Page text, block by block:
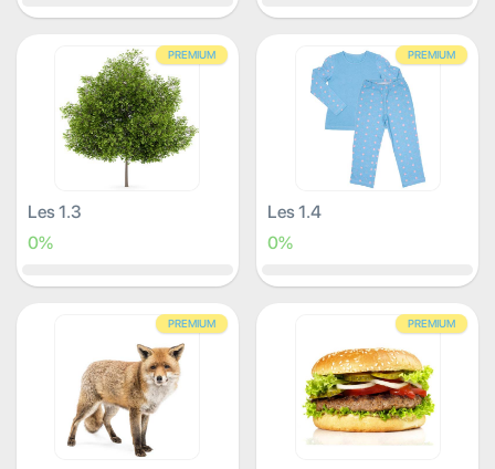
PREMIUM
Les 1.3
0%
PREMIUM
Les 1.4
0%
PREMIUM PREMIUM